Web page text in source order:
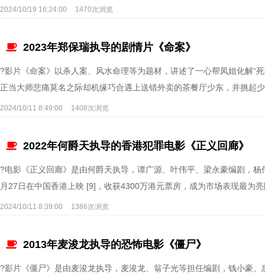
2024/10/19 16:24:00 1470次浏览
2023年郑保瑞执导的剧情片《命案》
?影片《命案》以杀人案、风水命理等为题材，讲述了一心帮凤姐化解“
正当大师悲痛莫名之际却机缘巧合遇上送错外卖的茶餐厅少东，并挑起
2024/10/11 8:49:00 1408次浏览
2022年何爵天执导的香港犯罪电影《正义回廊》
?电影《正义回廊》是由何爵天执导，谭广源、叶伟平、梁永豪编剧，
月27日在中国香港上映 [9]，收获4300万港元票房，成为市场表现最为
2024/10/11 8:39:00 1386次浏览
2013年麦浚龙执导的恐怖电影《僵尸》
?影片《僵尸》是由麦浚龙执导，麦浚龙、翁子光等担任编剧，钱小豪